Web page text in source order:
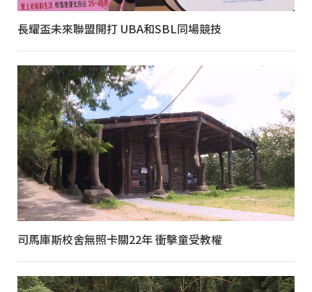
長耀盃未來聯盟開打 UBA和SBL同場競技
司馬庫斯校舍無照卡關22年 衝擊童受教權